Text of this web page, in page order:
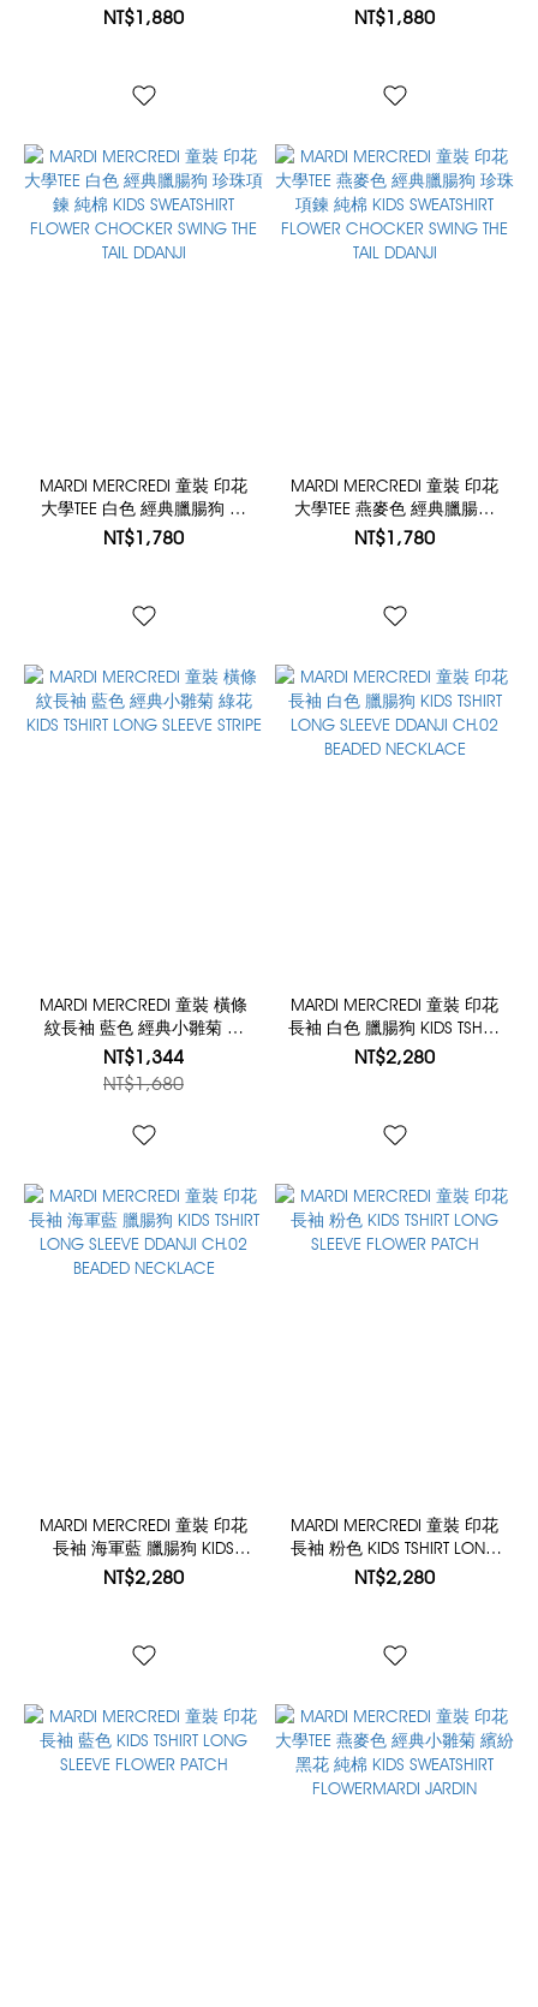
KIDS SWEATSHIRT DDANJI
NT$1,880 KIDS SWEATSHIRT DDANJI
NT$1,880
MARDI MERCREDI 童裝 印花
大學TEE 白色 經典臘腸狗 珍
珠項鍊 純棉 KIDS SWEATSHIRT
FLOWER CHOCKER SWING
NT$1,780
MARDI MERCREDI 童裝 印花
大學TEE 燕麥色 經典臘腸狗
珍珠項鍊 純棉 KIDS
SWEATSHIRT FLOWER
NT$1,780
MARDI MERCREDI 童裝 橫條
紋長袖 藍色 經典小雛菊 綠
花 KIDS TSHIRT LONG SLEEVE
STRIPE
NT$1,344
NT$1,680
MARDI MERCREDI 童裝 印花
長袖 白色 臘腸狗 KIDS TSHIRT
LONG SLEEVE DDANJI CH.02
NT$2,280
MARDI MERCREDI 童裝 印花
長袖 海軍藍 臘腸狗 KIDS
TSHIRT LONG SLEEVE DDANJI
NT$2,280
MARDI MERCREDI 童裝 印花
長袖 粉色 KIDS TSHIRT LONG
SLEEVE FLOWER PATCH
NT$2,280